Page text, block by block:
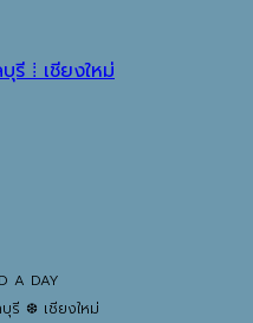
⁞ เชียงใหม่
A DAY
รี ❆ เชียงใหม่